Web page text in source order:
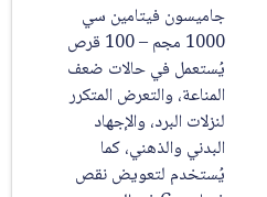
جاميسون فيتامين سي
1000 مجم – 100 قرص
يُستعمل في حالات ضعف
المناعة، والتعرض المتكرر
لنزلات البرد، والإجهاد
البدني والذهني، كما
يُستخدم لتعويض نقص